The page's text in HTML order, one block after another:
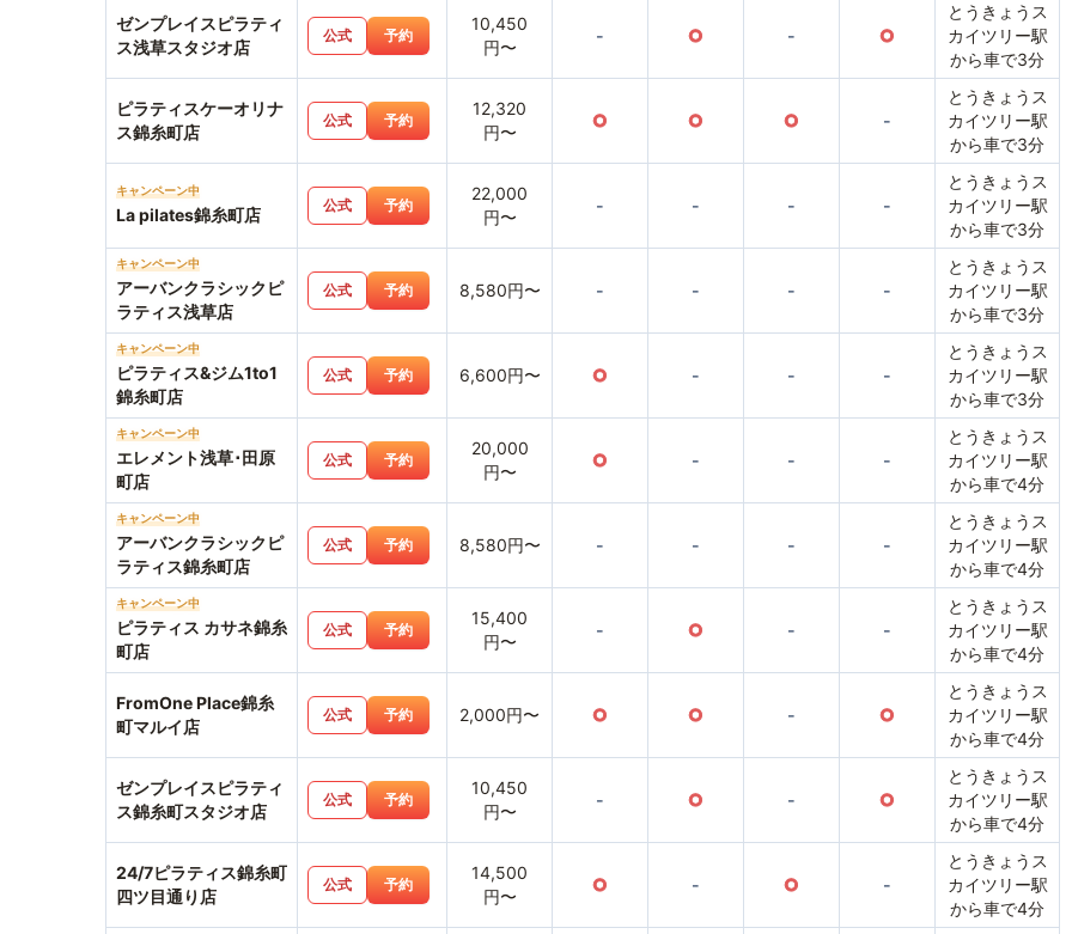
ゼンプレイスピラティ
ス浅草スタジオ店
公式 予約
10,450
円〜
- ○ - ○
とうきょうス
カイツリー駅
から車で3分
ピラティスケーオリナ
ス錦糸町店
公式 予約
12,320
円〜
○ ○ ○ -
とうきょうス
カイツリー駅
から車で3分
キャンペーン中
La pilates錦糸町店 公式 予約
22,000
円〜
- - - -
とうきょうス
カイツリー駅
から車で3分
キャンペーン中
アーバンクラシックピ
ラティス浅草店
公式 予約 8,580円〜 - - - -
とうきょうス
カイツリー駅
から車で3分
キャンペーン中
ピラティス&ジム1to1
錦糸町店
公式 予約 6,600円〜 ○ - - -
とうきょうス
カイツリー駅
から車で3分
キャンペーン中
エレメント浅草･田原
町店
公式 予約
20,000
円〜
○ - - -
とうきょうス
カイツリー駅
から車で4分
キャンペーン中
アーバンクラシックピ
ラティス錦糸町店
公式 予約 8,580円〜 - - - -
とうきょうス
カイツリー駅
から車で4分
キャンペーン中
ピラティス カサネ錦糸
町店
公式 予約
15,400
円〜
- ○ - -
とうきょうス
カイツリー駅
から車で4分
FromOne Place錦糸
町マルイ店
公式 予約 2,000円〜 ○ ○ - ○
とうきょうス
カイツリー駅
から車で4分
ゼンプレイスピラティ
ス錦糸町スタジオ店
公式 予約
10,450
円〜
- ○ - ○
とうきょうス
カイツリー駅
から車で4分
24/7ピラティス錦糸町
四ツ目通り店
公式 予約
14,500
円〜
○ - ○ -
とうきょうス
カイツリー駅
から車で4分